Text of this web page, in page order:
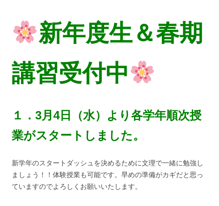
新年度生＆春期
講習受付中
１．3月4日（水）より各学年順次授
業がスタートしました。
新学年のスタートダッシュを決めるために文理で一緒に勉強し
ましょう！！体験授業も可能です。早めの準備がカギだと思っ
ていますのでよろしくお願いいたします。